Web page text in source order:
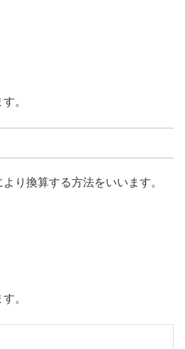
。
り換算する方法をいいます。
。